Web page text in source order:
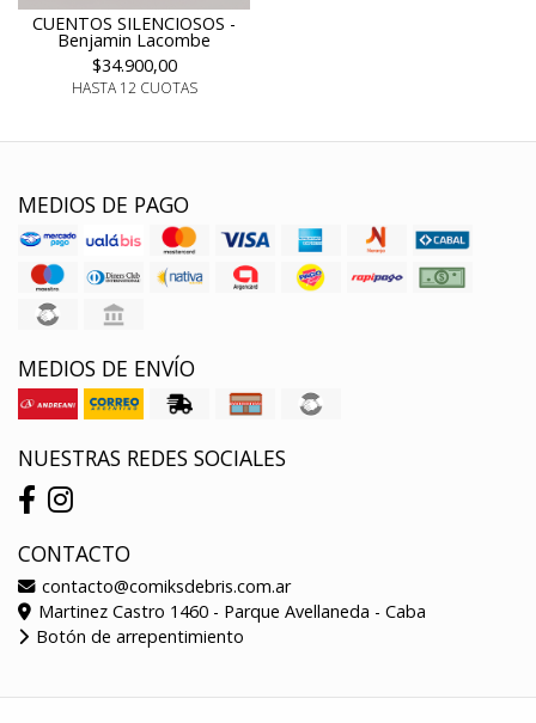
CUENTOS SILENCIOSOS -
Benjamin Lacombe
$34.900,00
HASTA 12 CUOTAS
MEDIOS DE PAGO
MEDIOS DE ENVÍO
NUESTRAS REDES SOCIALES
CONTACTO
contacto@comiksdebris.com.ar
Martinez Castro 1460 - Parque Avellaneda - Caba
Botón de arrepentimiento